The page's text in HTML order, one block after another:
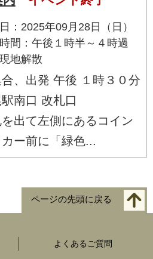
：2025年09月28日（日）
間：午後１時半～４時過
地解散
合、出発 午後 １時３０分
南口 改札口
出て左側にあるコイン
カー前に「緑色...
ページの先頭に戻る
よくあるご質問